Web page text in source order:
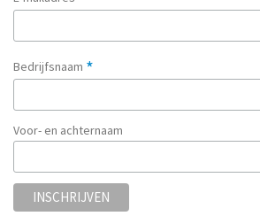
Bedrijfsnaam *
Voor- en achternaam